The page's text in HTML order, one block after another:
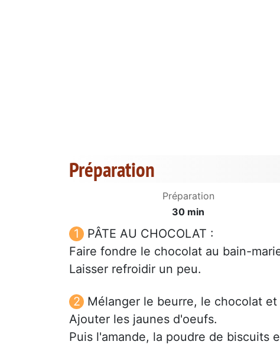
Préparation
Préparation
30 min
PÂTE AU CHOCOLAT :
Faire fondre le chocolat au bain-
Laisser refroidir un peu.
Mélanger le beurre, le chocolat et
Ajouter les jaunes d'oeufs.
Puis l'amande, la poudre de biscuits